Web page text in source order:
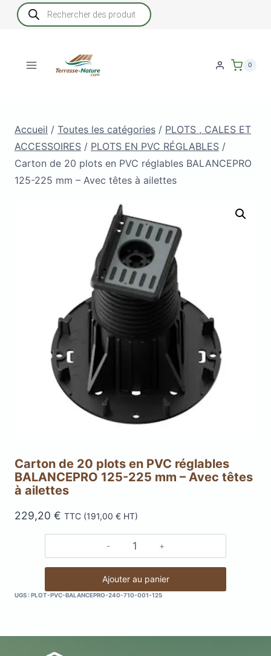
Recherche
de
produits
0
Accueil / Toutes les catégories / PLOTS , CALES ET
ACCESSOIRES / PLOTS EN PVC RÉGLABLES /
Carton de 20 plots en PVC réglables BALANCEPRO
125-225 mm – Avec têtes à ailettes
Carton de 20 plots en PVC réglables
BALANCEPRO 125-225 mm – Avec têtes
à ailettes
229,20 € TTC (191,00 € HT)
quantité
Carton
de
Ajouter au panier
UGS :PLOT-PVC-BALANCEPRO-240-710-001-125